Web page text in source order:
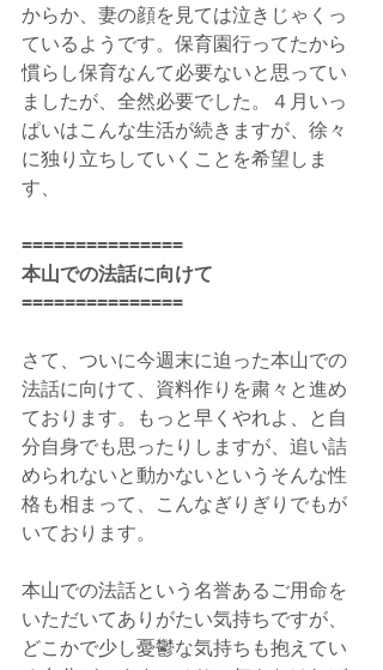
からか、妻の顔を見ては泣きじゃくっ
ているようです。保育園行ってたから
慣らし保育なんて必要ないと思ってい
ましたが、全然必要でした。４月いっ
ぱいはこんな生活が続きますが、徐々
に独り立ちしていくことを希望しま
す、
===============
本山での法話に向けて
===============
さて、ついに今週末に迫った本山での
法話に向けて、資料作りを粛々と進め
ております。もっと早くやれよ、と自
分自身でも思ったりしますが、追い詰
められないと動かないというそんな性
格も相まって、こんなぎりぎりでもが
いております。
本山での法話という名誉あるご用命を
いただいてありがたい気持ちですが、
どこかで少し憂鬱な気持ちも抱えてい